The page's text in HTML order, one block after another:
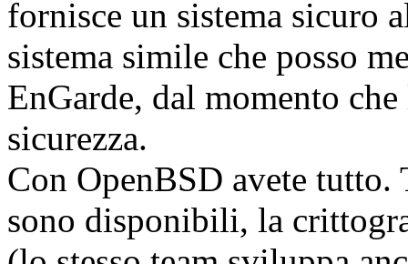
fornisce un sistema sicuro
sistema simile che posso
EnGarde, dal momento
sicurezza.
Con OpenBSD avete
sono disponibili, la